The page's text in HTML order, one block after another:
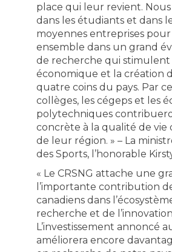
place qui leur revient. Nous
dans les étudiants et dans
moyennes entreprises pour
ensemble dans un grand
de recherche qui stimulent
économique et la création
quatre coins du pays. Par
collèges, les cégeps et les
polytechniques
concrète à la qualité de vie
de leur région. » – La
des Sports, l’honorable
« Le CRSNG attache une
l’importante contribution
canadiens dans
recherche et de
L’investissement annoncé
améliorera encore